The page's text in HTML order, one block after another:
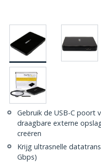
Gebruik de USB-C poort
draagbare externe
creëren
Krijg ultrasnelle
Gbps)